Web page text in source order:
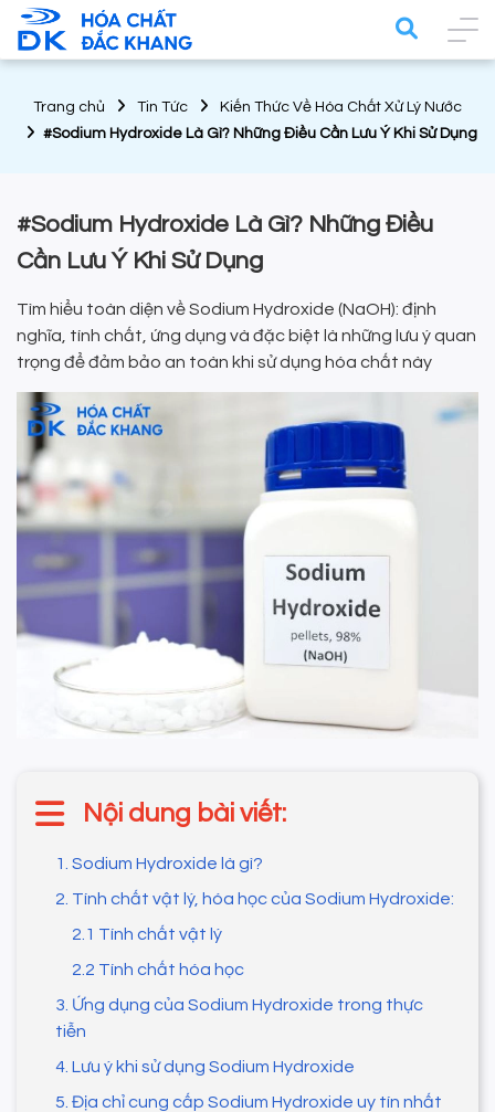
Trang chủ Tin Tức
Kiến Thức Về Hóa Chất Xử Lý Nước
#Sodium Hydroxide Là Gì? Những Điều Cần Lưu Ý Khi Sử Dụng
#Sodium Hydroxide Là Gì? Những Điều
Cần Lưu Ý Khi Sử Dụng
Tìm hiểu toàn diện về Sodium Hydroxide (NaOH): định
nghĩa, tính chất, ứng dụng và đặc biệt là những lưu ý quan
trọng để đảm bảo an toàn khi sử dụng hóa chất này
Nội dung bài viết:
1. Sodium Hydroxide là gì?
2. Tính chất vật lý, hóa học của Sodium Hydroxide:
2.1 Tính chất vật lý
2.2 Tính chất hóa học
3. Ứng dụng của Sodium Hydroxide trong thực
tiễn
4. Lưu ý khi sử dụng Sodium Hydroxide
5. Địa chỉ cung cấp Sodium Hydroxide uy tín nhất